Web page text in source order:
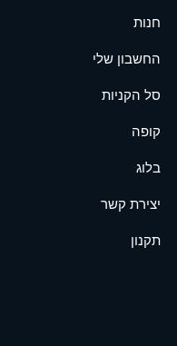
חנות
החשבון שלי
סל הקניות
קופה
בלוג
יצירת קשר
תקנון